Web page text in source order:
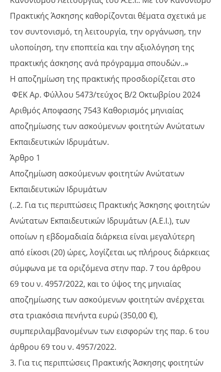
Πρακτικής Άσκησης καθορίζονται θέματα σχετικά με
τον συντονισμό, τη λειτουργία, την οργάνωση, την
υλοποίηση, την εποπτεία και την αξιολόγηση της
πρακτικής άσκησης ανά πρόγραμμα σπουδών..»
Η αποζημίωση της πρακτικής προσδιορίζεται στο
ΦΕΚ Αρ. Φύλλου 5473/τεύχος Β/2 Οκτωβρίου 2024
Αριθμός Αποφασης 7543 Καθορισμός μηνιαίας
αποζημίωσης των ασκούμενων φοιτητών Ανώτατων
Εκπαιδευτικών Ιδρυμάτων.
Άρθρο 1
Αποζημίωση ασκούμενων φοιτητών Ανώτατων
Εκπαιδευτικών Ιδρυμάτων
(..2. Για τις περιπτώσεις Πρακτικής Άσκησης φοιτητών
Ανώτατων Εκπαιδευτικών Ιδρυμάτων (Α.Ε.Ι.), των
οποίων η εβδομαδιαία διάρκεια είναι μεγαλύτερη
από είκοσι (20) ώρες, λογίζεται ως πλήρους διάρκειας
σύμφωνα με τα οριζόμενα στην παρ. 7 του άρθρου
69 του ν. 4957/2022, και το ύψος της μηνιαίας
αποζημίωσης των ασκούμενων φοιτητών ανέρχεται
στα τριακόσια πενήντα ευρώ (350,00 €),
συμπεριλαμβανομένων των εισφορών της παρ. 6 του
άρθρου 69 του ν. 4957/2022.
3. Για τις περιπτώσεις Πρακτικής Άσκησης φοιτητών